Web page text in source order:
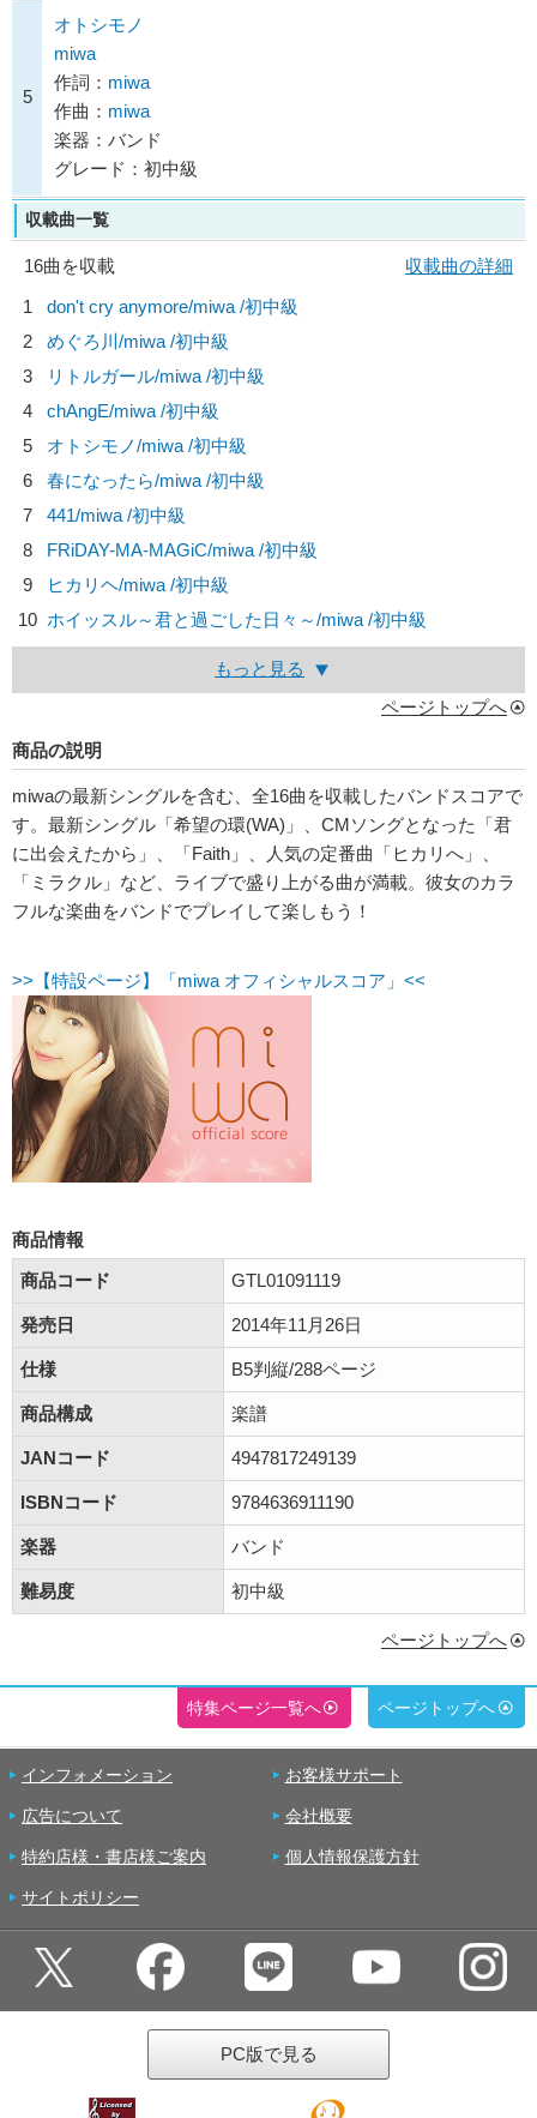
5
オトシモノ
miwa
作詞： miwa
作曲： miwa
楽器：バンド
グレード：初中級
収載曲一覧
16曲を収載
収載曲の詳細
1
don't cry anymore/miwa /初中級
2
めぐろ川/miwa /初中級
3
リトルガール/miwa /初中級
4
chAngE/miwa /初中級
5
オトシモノ/miwa /初中級
6
春になったら/miwa /初中級
7
441/miwa /初中級
8
FRiDAY-MA-MAGiC/miwa /初中級
9
ヒカリヘ/miwa /初中級
10 ホイッスル～君と過ごした日々～/miwa /初中級
もっと見る
ページトップへ
商品の説明
miwaの最新シングルを含む、全16曲を収載したバンドスコアで
す。最新シングル「希望の環(WA)」、CMソングとなった「君
に出会えたから」、「Faith」、人気の定番曲「ヒカリへ」、
「ミラクル」など、ライブで盛り上がる曲が満載。彼女のカラ
フルな楽曲をバンドでプレイして楽しもう！
>>【特設ページ】「miwa オフィシャルスコア」<<
商品情報
商品コード
GTL01091119
発売日 2014年11月26日
仕様 B5判縦/288ページ
商品構成 楽譜
JANコード 4947817249139
ISBNコード 9784636911190
楽器 バンド
難易度 初中級
ページトップへ
特集ページ一覧へ ページトップへ
インフォメーション お客様サポート
広告について 会社概要
特約店様・書店様ご案内 個人情報保護方針
サイトポリシー
PC版で見る